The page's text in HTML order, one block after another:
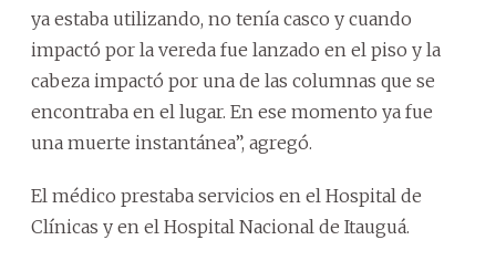
ya estaba utilizando, no tenía casco y cuando
impactó por la vereda fue lanzado en el piso y la
cabeza impactó por una de las columnas que se
encontraba en el lugar. En ese momento ya fue
una muerte instantánea”, agregó.
El médico prestaba servicios en el Hospital de
Clínicas y en el Hospital Nacional de Itauguá.